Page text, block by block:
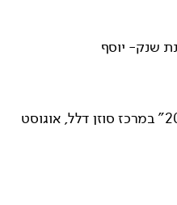
שנק- יוסף
: פסטיבל "מחולוהט 2013" במרכז סוזן דלל, אוגוסט